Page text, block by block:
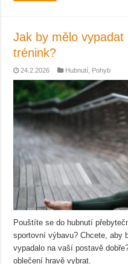
Jak by mělo
trénink?
24.2.2026 Hubnutí Pohyb
Pouštíte se do hubnutí
sportovní výbavu? Chcete, aby
vypadalo na vaší postavě
oblečení hravě vybrat.